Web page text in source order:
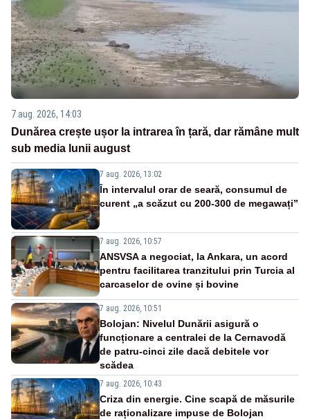
7 aug. 2026, 14:03
Dunărea crește ușor la intrarea în țară, dar rămâne mult
sub media lunii august
7 aug. 2026, 13:02
În intervalul orar de seară, consumul de
curent „a scăzut cu 200-300 de megawați”
7 aug. 2026, 10:57
ANSVSA a negociat, la Ankara, un acord
pentru facilitarea tranzitului prin Turcia al
carcaselor de ovine și bovine
7 aug. 2026, 10:51
Bolojan: Nivelul Dunării asigură o
funcționare a centralei de la Cernavodă
de patru-cinci zile dacă debitele vor
scădea
7 aug. 2026, 10:43
Criza din energie. Cine scapă de măsurile
de raționalizare impuse de Bolojan